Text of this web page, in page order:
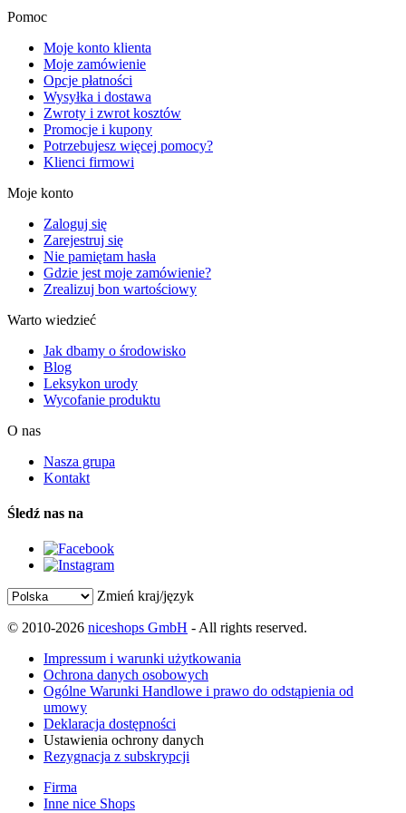
Pomoc
Moje konto klienta
Moje zamówienie
Opcje płatności
Wysyłka i dostawa
Zwroty i zwrot kosztów
Promocje i kupony
Potrzebujesz więcej pomocy?
Klienci firmowi
Moje konto
Zaloguj się
Zarejestruj się
Nie pamiętam hasła
Gdzie jest moje zamówienie?
Zrealizuj bon wartościowy
Warto wiedzieć
Jak dbamy o środowisko
Blog
Leksykon urody
Wycofanie produktu
O nas
Nasza grupa
Kontakt
Śledź nas na
Zmień kraj/język
© 2010-2026 niceshops GmbH - All rights reserved.
Impressum i warunki użytkowania
Ochrona danych osobowych
Ogólne Warunki Handlowe i prawo do odstąpienia od
umowy
Deklaracja dostępności
Ustawienia ochrony danych
Rezygnacja z subskrypcji
Firma
Inne nice Shops